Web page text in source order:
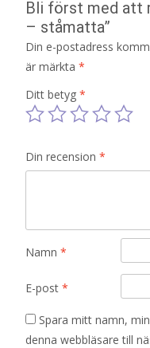
Bli först med att
– ståmatta”
Din e-postadress
är märkta *
Ditt betyg *
Din recension *
Namn *
E-post *
Spara mitt namn,
denna webbläsare till